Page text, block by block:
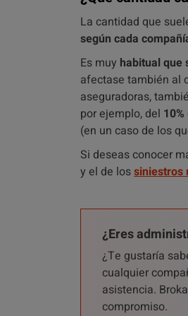
La cantidad que
según cada
Es muy habitual que
afectase también al
aseguradoras,
por ejemplo, del 10%
(en un caso de los
Si deseas conocer
y el de lossiniestros
¿Eres
¿Te gustaría
cualquier
asistencia.
compromiso.